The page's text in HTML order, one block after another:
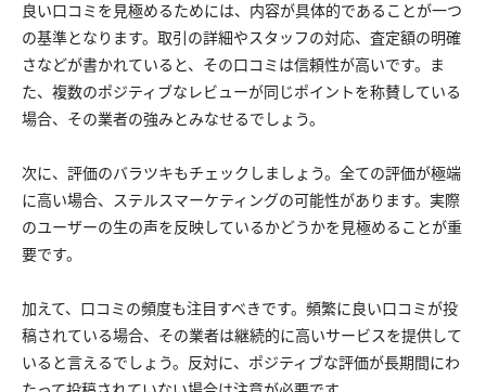
良い口コミを見極めるためには、内容が具体的であることが一つ
の基準となります。取引の詳細やスタッフの対応、査定額の明確
さなどが書かれていると、その口コミは信頼性が高いです。ま
た、複数のポジティブなレビューが同じポイントを称賛している
場合、その業者の強みとみなせるでしょう。
次に、評価のバラツキもチェックしましょう。全ての評価が極端
に高い場合、ステルスマーケティングの可能性があります。実際
のユーザーの生の声を反映しているかどうかを見極めることが重
要です。
加えて、口コミの頻度も注目すべきです。頻繁に良い口コミが投
稿されている場合、その業者は継続的に高いサービスを提供して
いると言えるでしょう。反対に、ポジティブな評価が長期間にわ